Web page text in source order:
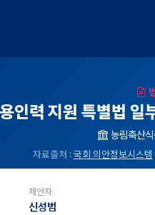
인력 지원 특별법
농림축산
자료출처 :국회 의안정보시스템
제안자
신성범